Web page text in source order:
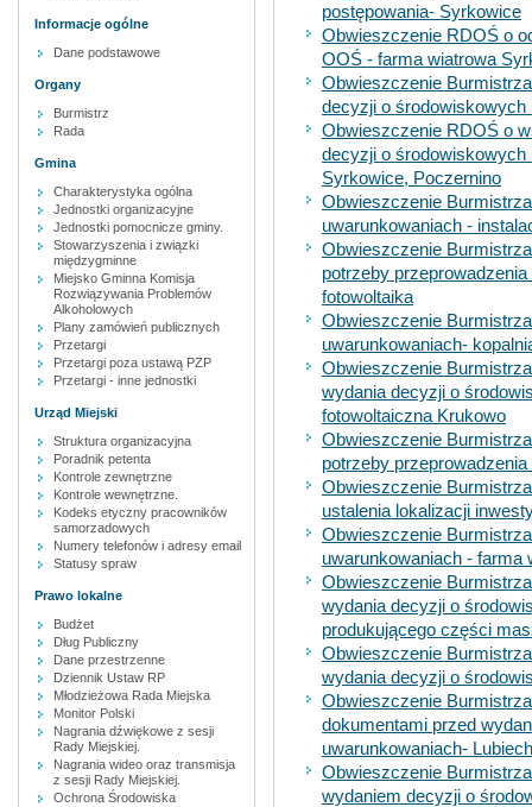
Informacje ogólne
Dane podstawowe
Organy
Burmistrz
Rada
Gmina
Charakterystyka ogólna
Jednostki organizacyjne
Jednostki pomocnicze gminy.
Stowarzyszenia i związki
międzygminne
Miejsko Gminna Komisja
Rozwiązywania Problemów
Alkoholowych
Plany zamówień publicznych
Przetargi
Przetargi poza ustawą PZP
Przetargi - inne jednostki
Urząd Miejski
Struktura organizacyjna
Poradnik petenta
Kontrole zewnętrzne
Kontrole wewnętrzne.
Kodeks etyczny pracowników
samorzadowych
Numery telefonów i adresy email
Statusy spraw
Prawo lokalne
Budżet
Dług Publiczny
Dane przestrzenne
Dziennik Ustaw RP
Młodzieżowa Rada Miejska
Monitor Polski
Nagrania dźwiękowe z sesji
Rady Miejskiej.
Nagrania wideo oraz transmisja
z sesji Rady Miejskiej.
Ochrona Środowiska
postępowania- Syrkowice
Obwieszczenie RDOŚ o
OOŚ - farma wiatrowa
Obwieszczenie
decyzji o środowiskowych
Obwieszczenie RDOŚ o
decyzji o środowiskowych
Syrkowice, Poczernino
Obwieszczenie
uwarunkowaniach -
Obwieszczenie
potrzeby
fotowoltaika
Obwieszczenie
uwarunkowaniach-
Obwieszczenie
wydania decyzji o
fotowoltaiczna Krukowo
Obwieszczenie
potrzeby
Obwieszczenie
ustalenia lokalizacji
Obwieszczenie
uwarunkowaniach - farma
Obwieszczenie
wydania decyzji o
produkującego części
Obwieszczenie
wydania decyzji o
Obwieszczenie
dokumentami przed
uwarunkowaniach-
Obwieszczenie
wydaniem decyzji o